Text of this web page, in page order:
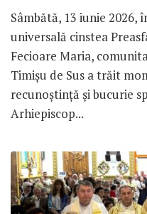
Sâmbătă, 13 iunie 2026,
universală cinstea
Fecioare Maria,
Timișu de Sus a trăit
recunoștință și bucurie
Arhiepiscop...